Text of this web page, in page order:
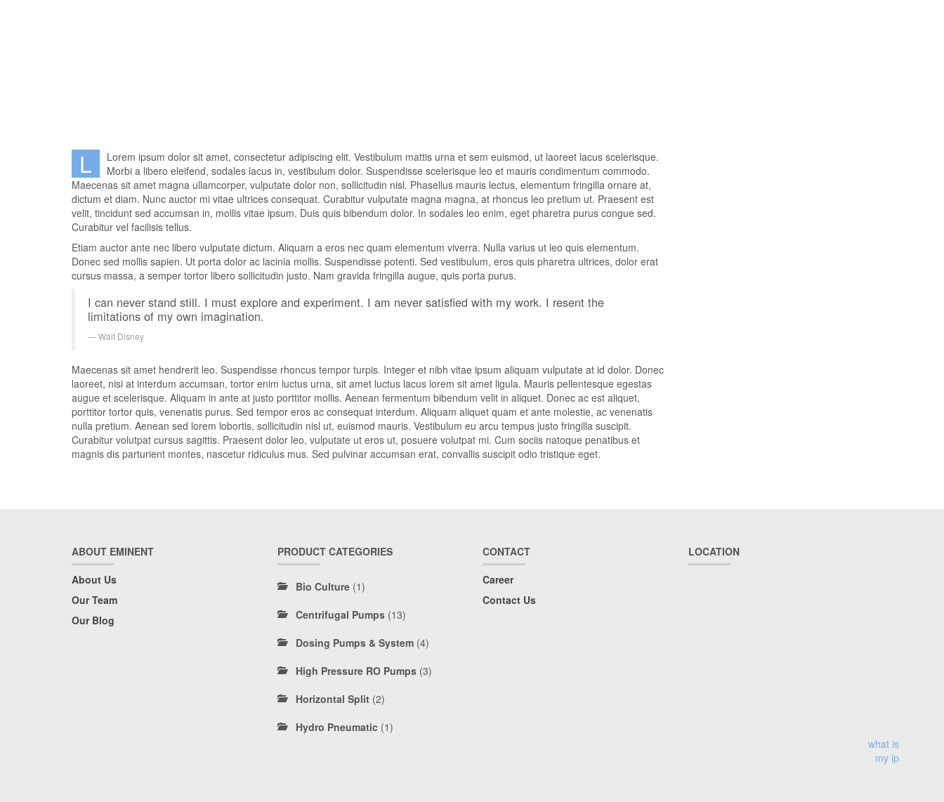
L
Lorem ipsum dolor sit amet, consectetur adipiscing elit. Vestibulum mattis urna et sem euismod, ut laoreet lacus scelerisque.
Morbi a libero eleifend, sodales lacus in, vestibulum dolor. Suspendisse scelerisque leo et mauris condimentum commodo.
Maecenas sit amet magna ullamcorper, vulputate dolor non, sollicitudin nisl. Phasellus mauris lectus, elementum fringilla ornare at,
dictum et diam. Nunc auctor mi vitae ultrices consequat. Curabitur vulputate magna magna, at rhoncus leo pretium ut. Praesent est
velit, tincidunt sed accumsan in, mollis vitae ipsum. Duis quis bibendum dolor. In sodales leo enim, eget pharetra purus congue sed.
Curabitur vel facilisis tellus.
Etiam auctor ante nec libero vulputate dictum. Aliquam a eros nec quam elementum viverra. Nulla varius ut leo quis elementum.
Donec sed mollis sapien. Ut porta dolor ac lacinia mollis. Suspendisse potenti. Sed vestibulum, eros quis pharetra ultrices, dolor erat
cursus massa, a semper tortor libero sollicitudin justo. Nam gravida fringilla augue, quis porta purus.
I can never stand still. I must explore and experiment. I am never satisfied with my work. I resent the
limitations of my own imagination.
Walt Disney
Maecenas sit amet hendrerit leo. Suspendisse rhoncus tempor turpis. Integer et nibh vitae ipsum aliquam vulputate at id dolor. Donec
laoreet, nisi at interdum accumsan, tortor enim luctus urna, sit amet luctus lacus lorem sit amet ligula. Mauris pellentesque egestas
augue et scelerisque. Aliquam in ante at justo porttitor mollis. Aenean fermentum bibendum velit in aliquet. Donec ac est aliquet,
porttitor tortor quis, venenatis purus. Sed tempor eros ac consequat interdum. Aliquam aliquet quam et ante molestie, ac venenatis
nulla pretium. Aenean sed lorem lobortis, sollicitudin nisl ut, euismod mauris. Vestibulum eu arcu tempus justo fringilla suscipit.
Curabitur volutpat cursus sagittis. Praesent dolor leo, vulputate ut eros ut, posuere volutpat mi. Cum sociis natoque penatibus et
magnis dis parturient montes, nascetur ridiculus mus. Sed pulvinar accumsan erat, convallis suscipit odio tristique eget.
ABOUT EMINENT
About Us
Our Team
Our Blog
PRODUCT CATEGORIES
Bio Culture (1)
Centrifugal Pumps (13)
Dosing Pumps & System (4)
High Pressure RO Pumps (3)
Horizontal Split (2)
Hydro Pneumatic (1)
CONTACT
Career
Contact Us
LOCATION
what is
my ip